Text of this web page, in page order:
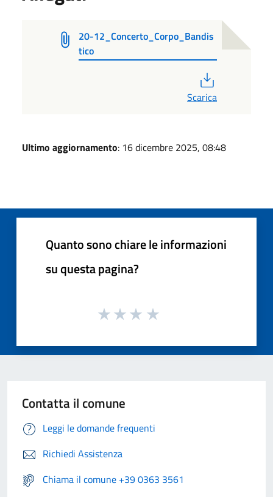
20-12_Concerto_Corpo_Bandis
tico
Scarica
Ultimo aggiornamento: 16 dicembre 2025, 08:48
Quanto sono chiare le informazioni
su questa pagina?
Contatta il comune
Leggi le domande frequenti
Richiedi Assistenza
Chiama il comune +39 0363 3561